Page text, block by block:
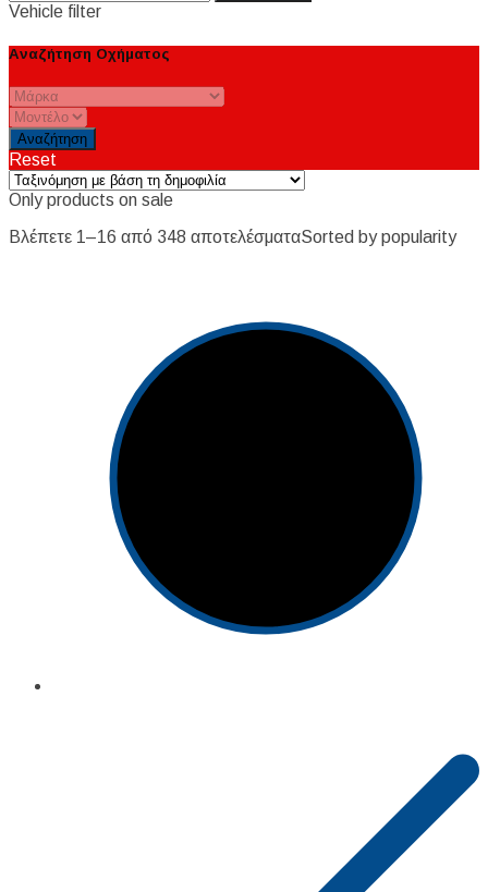
Vehicle filter
Αναζήτηση Οχήματος
Reset
Only products on sale
Βλέπετε 1–16 από 348 αποτελέσματαSorted by popularity